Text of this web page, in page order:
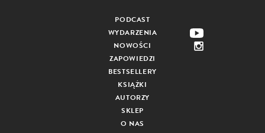
PODCAST
WYDARZENIA
NOWOŚCI
ZAPOWIEDZI
BESTSELLERY
KSIĄŻKI
AUTORZY
SKLEP
O NAS